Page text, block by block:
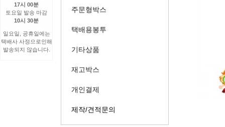
17시 00분
토요일 발송 마감
10시 30분
일요일, 공휴일에는
택배사 사정으로인해
발송되지 않습니다.
주문형박스
택배용봉투
기타상품
재고박스
개인결제
제작/견적문의